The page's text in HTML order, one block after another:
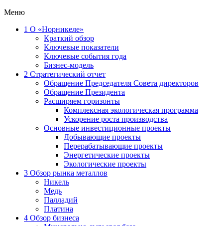
Меню
1 О «Норникеле»
Краткий обзор
Ключевые показатели
Ключевые события года
Бизнес-модель
2 Стратегический отчет
Обращение Председателя Совета директоров
Обращение Президента
Расширяем горизонты
Комплексная экологическая программа
Ускорение роста производства
Основные инвестиционные проекты
Добывающие проекты
Перерабатывающие проекты
Энергетические проекты
Экологические проекты
3 Обзор рынка металлов
Никель
Медь
Палладий
Платина
4 Обзор бизнеса